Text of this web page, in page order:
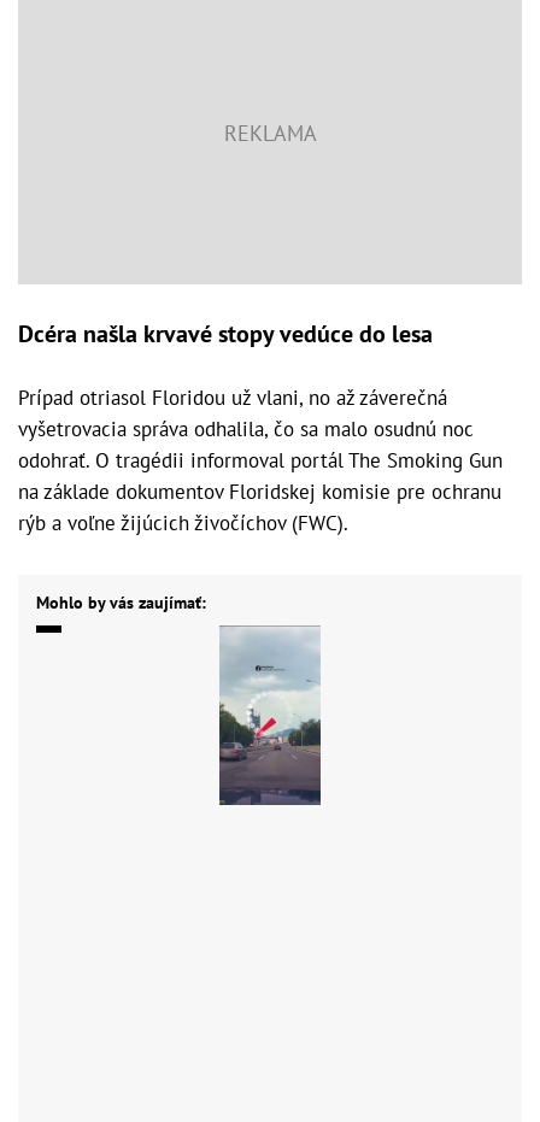
Dcéra našla krvavé stopy vedúce do lesa
Prípad otriasol Floridou už vlani, no až záverečná
vyšetrovacia správa odhalila, čo sa malo osudnú noc
odohrať. O tragédii informoval portál The Smoking Gun
na základe dokumentov Floridskej komisie pre ochranu
rýb a voľne žijúcich živočíchov (FWC).
Mohlo by vás zaujímať: